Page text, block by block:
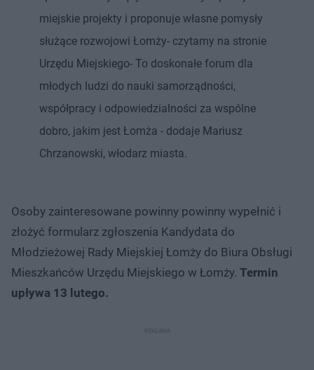
miejskie projekty i proponuje własne pomysły
służące rozwojowi Łomży- czytamy na stronie
Urzędu Miejskiego- To doskonałe forum dla
młodych ludzi do nauki samorządności,
współpracy i odpowiedzialności za wspólne
dobro, jakim jest Łomża - dodaje Mariusz
Chrzanowski, włodarz miasta.
Osoby zainteresowane powinny powinny wypełnić i
złożyć formularz zgłoszenia Kandydata do
Młodzieżowej Rady Miejskiej Łomży do Biura Obsługi
Mieszkańców Urzędu Miejskiego w Łomży. Termin
upływa 13 lutego.